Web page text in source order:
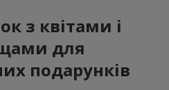
з квітами і
для
подарунків